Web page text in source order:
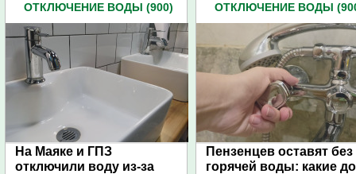
ОТКЛЮЧЕНИЕ ВОДЫ (900)
На Маяке и ГПЗ
отключили воду из-за
ОТКЛЮЧЕНИЕ ВОДЫ
Пензенцев оставят без
горячей воды: какие